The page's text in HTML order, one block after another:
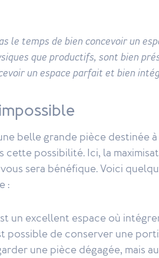
le temps de bien concevoir un
que productifs, sont bien
un espace parfait et bien
belle grande pièce destinée
cette possibilité. Ici, la
sera bénéfique. Voici
:
un excellent espace où
possible de conserver une
une pièce dégagée, mais